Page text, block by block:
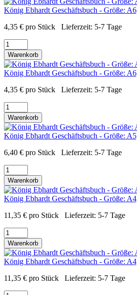
König Ebhardt Geschäftsbuch - Größe:
4,35 € pro Stück Lieferzeit: 5-7 Tage
Warenkorb
König Ebhardt Geschäftsbuch - Größe:
4,35 € pro Stück Lieferzeit: 5-7 Tage
Warenkorb
König Ebhardt Geschäftsbuch - Größe:
6,40 € pro Stück Lieferzeit: 5-7 Tage
Warenkorb
König Ebhardt Geschäftsbuch - Größe:
11,35 € pro Stück Lieferzeit: 5-7 Tage
Warenkorb
König Ebhardt Geschäftsbuch - Größe:
11,35 € pro Stück Lieferzeit: 5-7 Tage